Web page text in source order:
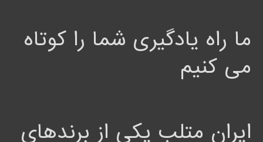
ما راه یادگیری شما را کوتاه
می کنیم
ایران متلب یکی از برندهای